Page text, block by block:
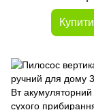
Купити